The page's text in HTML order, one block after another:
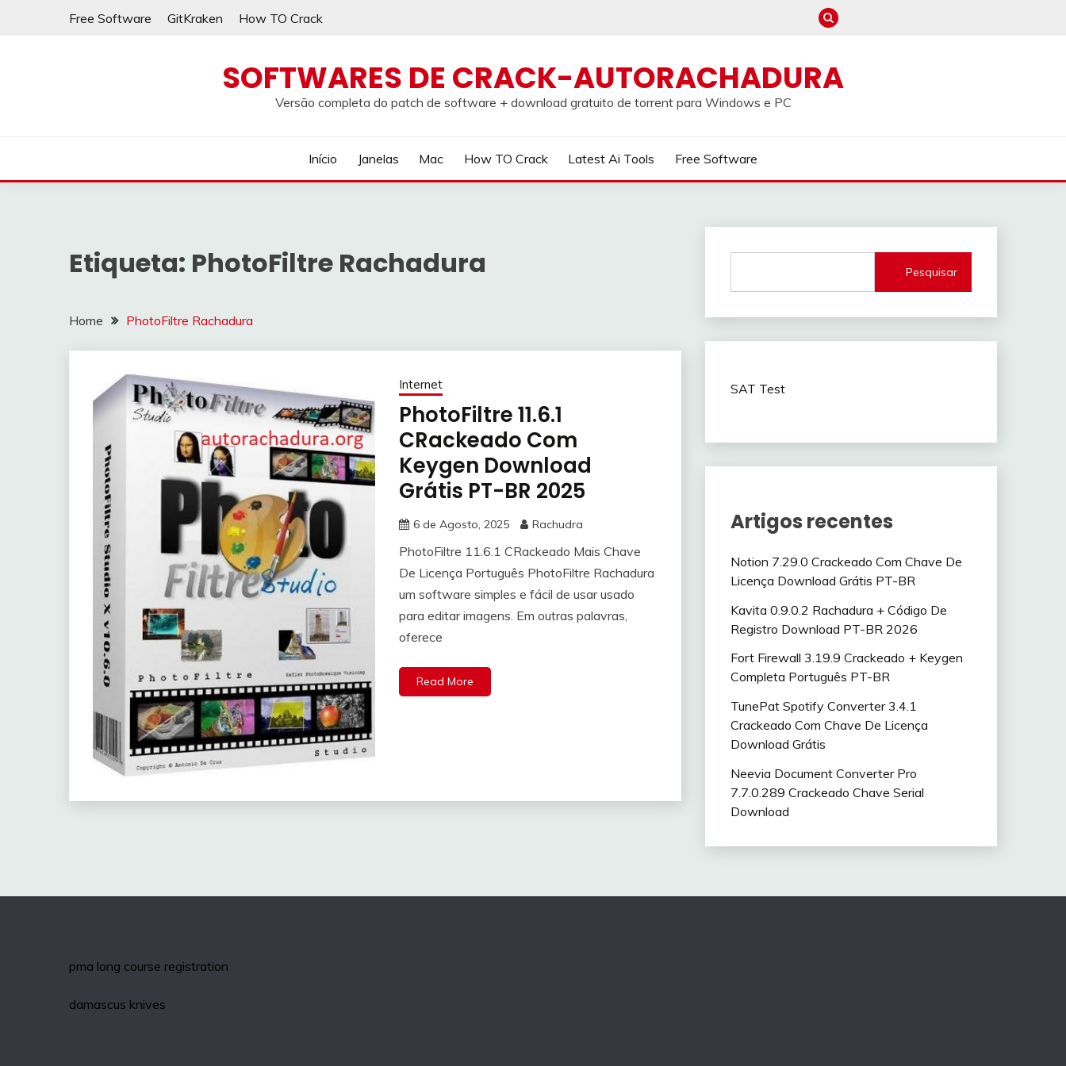
Free Software GitKraken How TO Crack
SOFTWARES DE CRACK-AUTORACHADURA
Versão completa do patch de software + download gratuito de torrent para Windows e PC
Início Janelas Mac How TO Crack Latest Ai Tools Free Software
Etiqueta: PhotoFiltre Rachadura
Home PhotoFiltre Rachadura
Internet
PhotoFiltre 11.6.1
CRackeado Com
Keygen Download
Grátis PT-BR 2025
6 de Agosto, 2025 Rachudra
PhotoFiltre 11.6.1 CRackeado Mais Chave
De Licença Português PhotoFiltre Rachadura
um software simples e fácil de usar usado
para editar imagens. Em outras palavras,
oferece
Read More
Pesquisar
SAT Test
Artigos recentes
Notion 7.29.0 Crackeado Com Chave De
Licença Download Grátis PT-BR
Kavita 0.9.0.2 Rachadura + Código De
Registro Download PT-BR 2026
Fort Firewall 3.19.9 Crackeado + Keygen
Completa Português PT-BR
TunePat Spotify Converter 3.4.1
Crackeado Com Chave De Licença
Download Grátis
Neevia Document Converter Pro
7.7.0.289 Crackeado Chave Serial
Download
pma long course registration
damascus knives